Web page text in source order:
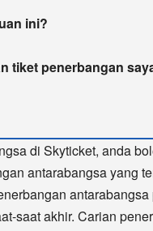
ini?
tiket penerbangan
di Skyticket, anda
antarabangsa yang
saat akhir. Carian